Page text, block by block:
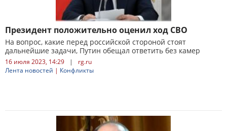
Президент положительно оценил ход СВО
На вопрос, какие перед российской стороной стоят
дальнейшие задачи, Путин обещал ответить без камер
16 июля 2023, 14:29 |
rg.ru
Лента новостей | Конфликты